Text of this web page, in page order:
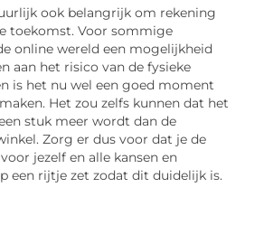
ook belangrijk om rekening
toekomst. Voor sommige
online wereld een mogelijkheid
aan het risico van de fysieke
is het nu wel een goed moment
Het zou zelfs kunnen dat het
stuk meer wordt dan de
Zorg er dus voor dat je de
jezelf en alle kansen en
een rijtje zet zodat dit duidelijk is.